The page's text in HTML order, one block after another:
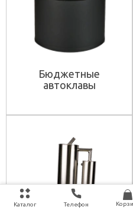
Каталог Телефон
Бюджетные
автоклавы